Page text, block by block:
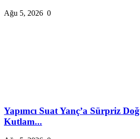
Ağu 5, 2026 0
Yapımcı Suat Yanç’a Sürpriz
Kutlam...